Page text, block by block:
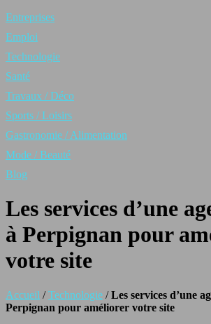
Entreprises
Emploi
Technologie
Santé
Travaux / Déco
Sports / Loisirs
Gastronomie / Alimentation
Mode / Beauté
Blog
Les services d’une
à Perpignan pour
votre site
Accueil /Technologie /Les services d’une
Perpignan pour améliorer votre site